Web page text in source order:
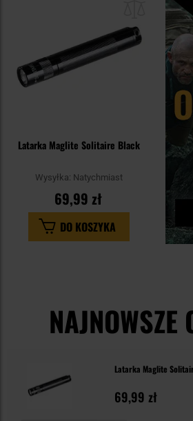
schowka
Latarka Maglite Solitaire Black
Wysyłka: Natychmiast
69,99 zł
DO KOSZYKA
NAJNOWSZE
Latarka Maglite
69,99 zł